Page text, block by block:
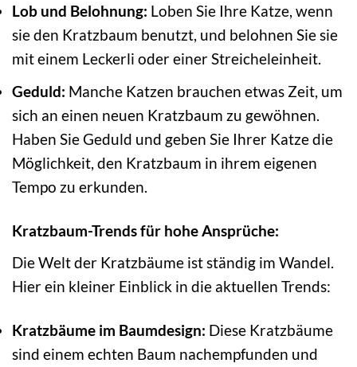
Lob und Belohnung: Loben Sie Ihre Katze, wenn
sie den Kratzbaum benutzt, und belohnen Sie sie
mit einem Leckerli oder einer Streicheleinheit.
Geduld: Manche Katzen brauchen etwas Zeit, um
sich an einen neuen Kratzbaum zu gewöhnen.
Haben Sie Geduld und geben Sie Ihrer Katze die
Möglichkeit, den Kratzbaum in ihrem eigenen
Tempo zu erkunden.
Kratzbaum-Trends für hohe Ansprüche:
Die Welt der Kratzbäume ist ständig im Wandel.
Hier ein kleiner Einblick in die aktuellen Trends:
Kratzbäume im Baumdesign: Diese Kratzbäume
sind einem echten Baum nachempfunden und